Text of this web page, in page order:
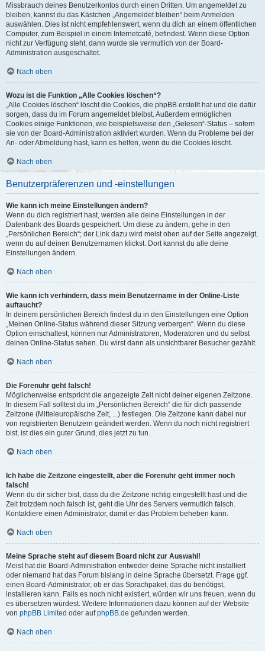
Missbrauch deines Benutzerkontos durch einen Dritten. Um angemeldet zu
bleiben, kannst du das Kästchen „Angemeldet bleiben“ beim Anmelden
auswählen. Dies ist nicht empfehlenswert, wenn du dich an einem öffentlichen
Computer, zum Beispiel in einem Internetcafé, befindest. Wenn diese Option
nicht zur Verfügung steht, dann wurde sie vermutlich von der Board-
Administration ausgeschaltet.
Nach oben
Wozu ist die Funktion „Alle Cookies löschen“?
„Alle Cookies löschen“ löscht die Cookies, die phpBB erstellt hat und die dafür
sorgen, dass du im Forum angemeldet bleibst. Außerdem ermöglichen
Cookies einige Funktionen, wie beispielsweise den „Gelesen“-Status – sofern
sie von der Board-Administration aktiviert wurden. Wenn du Probleme bei der
An- oder Abmeldung hast, kann es helfen, wenn du die Cookies löscht.
Nach oben
Benutzerpräferenzen und -einstellungen
Wie kann ich meine Einstellungen ändern?
Wenn du dich registriert hast, werden alle deine Einstellungen in der
Datenbank des Boards gespeichert. Um diese zu ändern, gehe in den
„Persönlichen Bereich“; der Link dazu wird meist oben auf der Seite angezeigt,
wenn du auf deinen Benutzernamen klickst. Dort kannst du alle deine
Einstellungen ändern.
Nach oben
Wie kann ich verhindern, dass mein Benutzername in der Online-Liste
auftaucht?
In deinem persönlichen Bereich findest du in den Einstellungen eine Option
„Meinen Online-Status während dieser Sitzung verbergen“. Wenn du diese
Option einschaltest, können nur Administratoren, Moderatoren und du selbst
deinen Online-Status sehen. Du wirst dann als unsichtbarer Besucher gezählt.
Nach oben
Die Forenuhr geht falsch!
Möglicherweise entspricht die angezeigte Zeit nicht deiner eigenen Zeitzone.
In diesem Fall solltest du im „Persönlichen Bereich“ die für dich passende
Zeitzone (Mitteleuropäische Zeit, ...) festlegen. Die Zeitzone kann dabei nur
von registrierten Benutzern geändert werden. Wenn du noch nicht registriert
bist, ist dies ein guter Grund, dies jetzt zu tun.
Nach oben
Ich habe die Zeitzone eingestellt, aber die Forenuhr geht immer noch
falsch!
Wenn du dir sicher bist, dass du die Zeitzone richtig eingestellt hast und die
Zeit trotzdem noch falsch ist, geht die Uhr des Servers vermutlich falsch.
Kontaktiere einen Administrator, damit er das Problem beheben kann.
Nach oben
Meine Sprache steht auf diesem Board nicht zur Auswahl!
Meist hat die Board-Administration entweder deine Sprache nicht installiert
oder niemand hat das Forum bislang in deine Sprache übersetzt. Frage ggf.
einen Board-Administrator, ob er das Sprachpaket, das du benötigst,
installieren kann. Falls es noch nicht existiert, würden wir uns freuen, wenn du
es übersetzen würdest. Weitere Informationen dazu können auf der Website
von phpBB Limited oder aufphpBB.de gefunden werden.
Nach oben